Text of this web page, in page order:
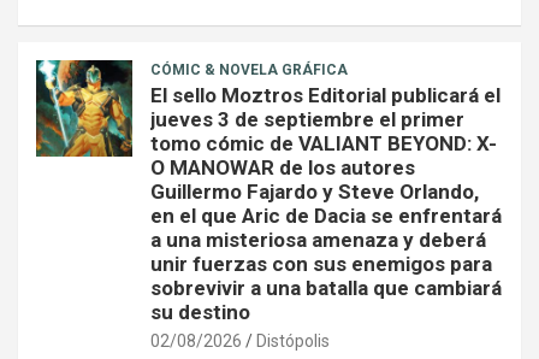
CÓMIC & NOVELA GRÁFICA
El sello Moztros Editorial publicará el
jueves 3 de septiembre el primer
tomo cómic de VALIANT BEYOND: X-
O MANOWAR de los autores
Guillermo Fajardo y Steve Orlando,
en el que Aric de Dacia se enfrentará
a una misteriosa amenaza y deberá
unir fuerzas con sus enemigos para
sobrevivir a una batalla que cambiará
su destino
02/08/2026 Distópolis